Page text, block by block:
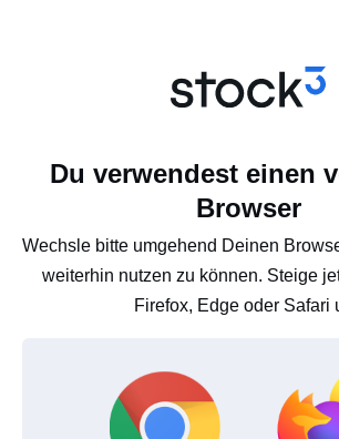
Du verwendest einen
Browser
Wechsle bitte umgehend Deinen
weiterhin nutzen zu können. Steige
Firefox, Edge oder Safari